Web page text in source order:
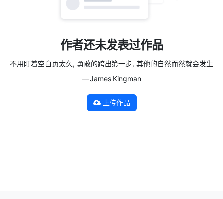
作者还未发表过作品
不用盯着空白页太久, 勇敢的跨出第一步, 其他的自然而然就会发生
— James Kingman
上传作品